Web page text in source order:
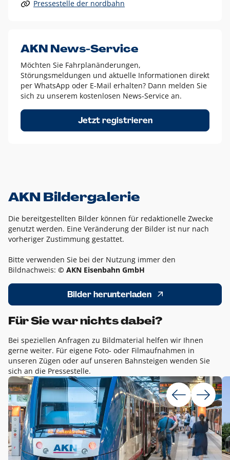
Alle anderen Logo-Varianten dürfen nur in Ausnahmefällen
Diese Ausnahmen sind zum Beispiel:
dem AKN Blau,
weißes Logo auf Fotohintergründen,
schwarzes Logo für reine Schwarz-Weiß-Umsetzungen
Um das Logo herum muss ein Schutzraum von jeweils einer
Höhe bzw. Breite des N aus AKN in alle Richtungen
Pressestelle der nordbahn
AKN News-Service
Möchten Sie Fahrplanänderungen,
Störungsmeldungen und aktuelle Informationen direkt
per WhatsApp oder E-Mail erhalten? Dann melden Sie
sich zu unserem kostenlosen News-Service an.
Jetzt registrieren
AKN Bildergalerie
Die bereitgestellten Bilder können für redaktionelle Zwecke
genutzt werden. Eine Veränderung der Bilder ist nur nach
vorheriger Zustimmung gestattet.
Bitte verwenden Sie bei der Nutzung immer den
Bildnachweis: © AKN Eisenbahn GmbH
Bilder herunterladen
Für Sie war nichts dabei?
Bei speziellen Anfragen zu Bildmaterial helfen wir Ihnen
gerne weiter. Für eigene Foto- oder Filmaufnahmen in
unseren Zügen oder auf unseren Bahnsteigen wenden Sie
sich an die Pressestelle.